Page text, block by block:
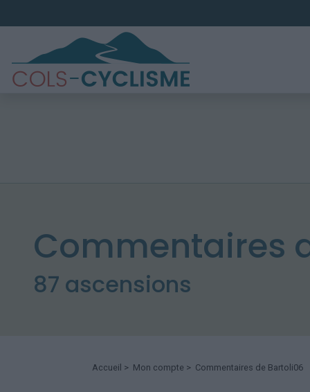
Commentaires
87 ascensions
Accueil > Mon compte > Commentaires de Bartoli06